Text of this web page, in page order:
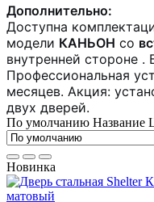
Дополнительно:
Доступна
модели КАНЬОН со
внутренней стороне .
Профессиональная
месяцев. Акция:
двух дверей.
По умолчанию Название
Новинка